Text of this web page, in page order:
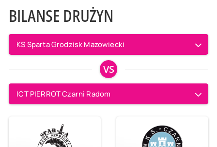
BILANSE DRUŻYN
KS Sparta Grodzisk Mazowiecki
VS
ICT PIERROT Czarni Radom